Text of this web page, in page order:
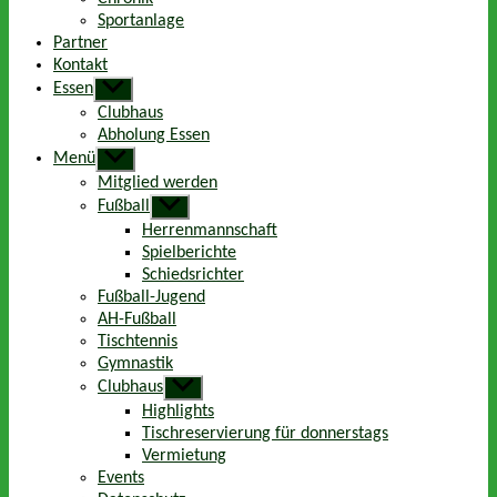
Sportanlage
Partner
Kontakt
Essen
Untermenü
anzeigen
Clubhaus
Abholung Essen
Menü
Untermenü
anzeigen
Mitglied werden
Fußball
Untermenü
anzeigen
Herrenmannschaft
Spielberichte
Schiedsrichter
Fußball-Jugend
AH-Fußball
Tischtennis
Gymnastik
Clubhaus
Untermenü
anzeigen
Highlights
Tischreservierung für donnerstags
Vermietung
Events